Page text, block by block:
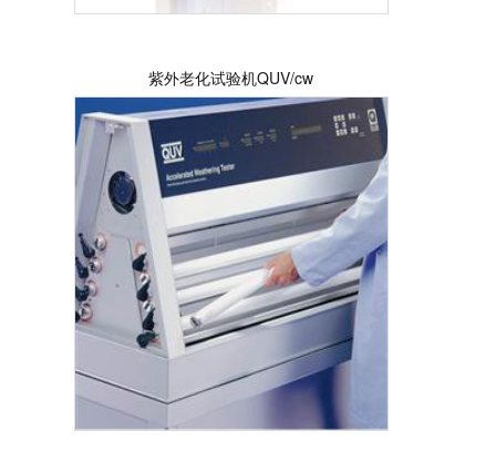
紫外老化试验机QUV/cw